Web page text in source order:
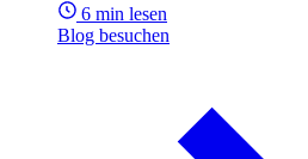
6 min lesen
Blog besuchen